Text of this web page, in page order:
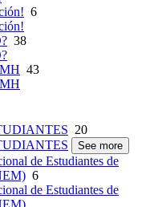
6
38
43
20
See more
de Estudiantes de
6
de Estudiantes de